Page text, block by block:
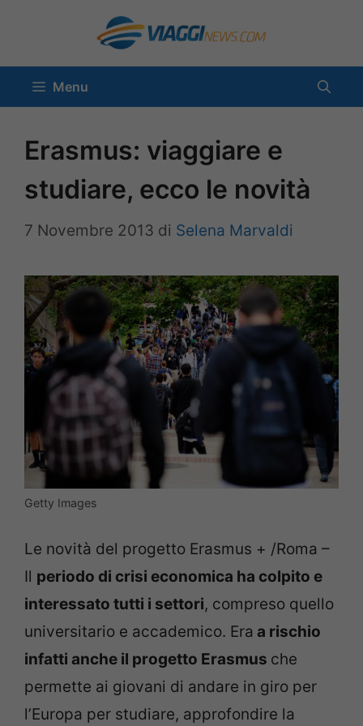
contenuto
Menu
Erasmus: viaggiare e
studiare, ecco le novità
7 Novembre 2013 di Selena Marvaldi
Getty Images
Le novità del progetto Erasmus + /Roma –
Il periodo di crisi economica ha colpito e
interessato tutti i settori, compreso quello
universitario e accademico. Era a rischio
infatti anche il progetto Erasmus che
permette ai giovani di andare in giro per
l’Europa per studiare, approfondire la